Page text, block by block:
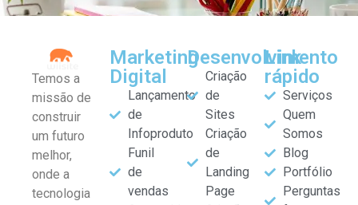
Temos a
missão de
construir
um futuro
melhor,
onde a
tecnologia
Marketing
Digital
Lançamento
de
Infoproduto
Funil
de
vendas
Desenvolvimento
Criação
de
Sites
Criação
de
Landing
Page
Link
rápido
Serviços
Quem
Somos
Blog
Portfólio
Perguntas